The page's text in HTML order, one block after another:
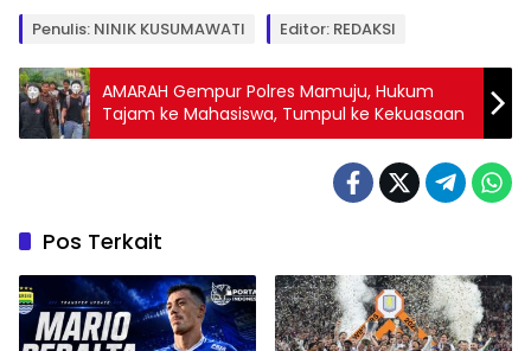
Penulis: NINIK KUSUMAWATI Editor: REDAKSI
AMARAH Gempur Polres Mamuju, Hukum
Tajam ke Mahasiswa, Tumpul ke Kekuasaan
Pos Terkait